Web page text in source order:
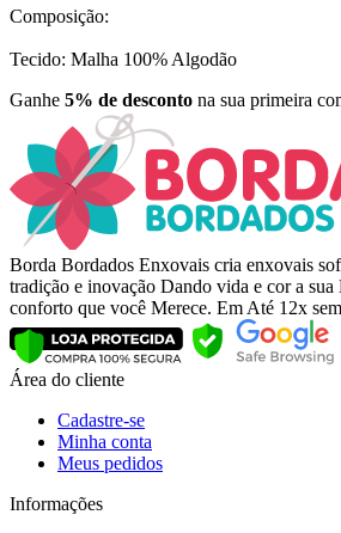
Composição:
Tecido: Malha 100% Algodão
Ganhe 5% de desconto na sua primeira
Borda Bordados Enxovais cria enxovais
tradição e inovação Dando vida e cor a
conforto que você Merece. Em Até 12x
Área do cliente
Cadastre-se
Minha conta
Meus pedidos
Informações